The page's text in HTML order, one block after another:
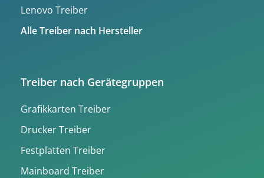
Lenovo Treiber
Alle Treiber nach Hersteller
Treiber nach Gerätegruppen
Grafikkarten Treiber
Drucker Treiber
Festplatten Treiber
Mainboard Treiber